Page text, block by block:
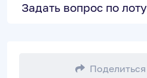
Задать вопрос по лоту
Поделиться